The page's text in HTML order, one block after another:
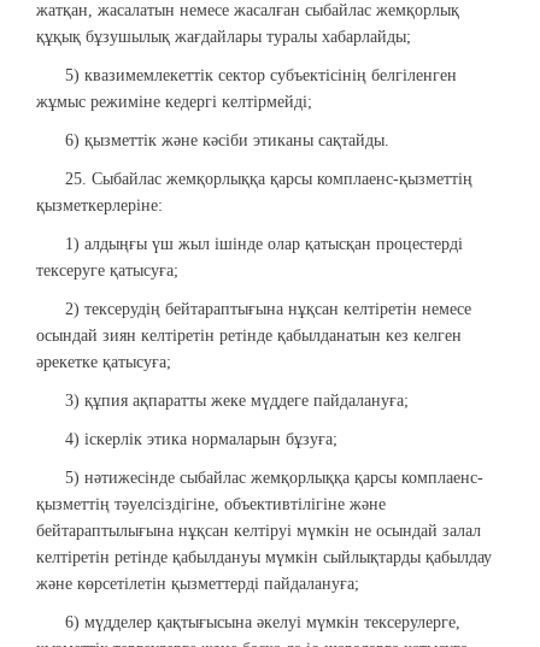
жатқан, жасалатын немесе жасалған сыбайлас жемқорлық
құқық бұзушылық жағдайлары туралы хабарлайды;
5) квазимемлекеттік сектор субъектісінің белгіленген
жұмыс режиміне кедергі келтірмейді;
6) қызметтік және кәсіби этиканы сақтайды.
25. Сыбайлас жемқорлыққа қарсы комплаенс-қызметтің
қызметкерлеріне:
1) алдыңғы үш жыл ішінде олар қатысқан процестерді
тексеруге қатысуға;
2) тексерудің бейтараптығына нұқсан келтіретін немесе
осындай зиян келтіретін ретінде қабылданатын кез келген
әрекетке қатысуға;
3) құпия ақпаратты жеке мүддеге пайдалануға;
4) іскерлік этика нормаларын бұзуға;
5) нәтижесінде сыбайлас жемқорлыққа қарсы комплаенс-
қызметтің тәуелсіздігіне, объективтілігіне және
бейтараптылығына нұқсан келтіруі мүмкін не осындай залал
келтіретін ретінде қабылдануы мүмкін сыйлықтарды қабылдау
және көрсетілетін қызметтерді пайдалануға;
6) мүдделер қақтығысына әкелуі мүмкін тексерулерге,